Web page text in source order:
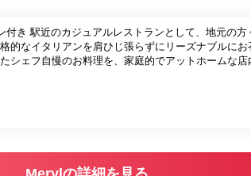
くのお客様にご愛顧
的なイタリアンを肩ひじ張らずにリーズナブルに
シェフ自慢のお料理を、家庭的でアットホームな店